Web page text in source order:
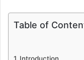
Table of